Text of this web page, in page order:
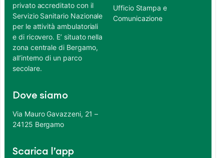
privato accreditato con il
Servizio Sanitario Nazionale
per le attività ambulatoriali
e di ricovero. E’ situato nella
zona centrale di Bergamo,
all’interno di un parco
secolare.
Dove siamo
Via Mauro Gavazzeni, 21 –
24125 Bergamo
Scarica l’app
Ufficio Stampa e
Comunicazione